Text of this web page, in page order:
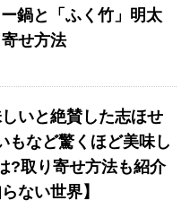
鍋と「ふく竹」明太
せ方法
いと絶賛した志ほせ
もなど驚くほど美味し
?取り寄せ方法も紹介
ない世界】